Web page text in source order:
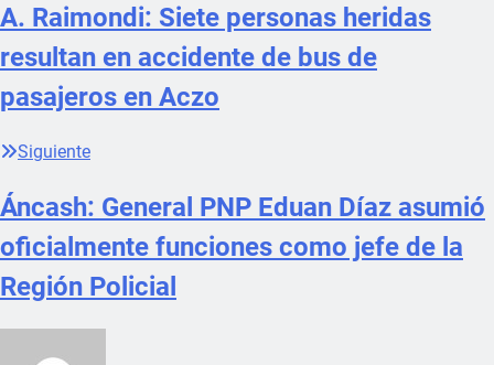
A. Raimondi: Siete personas heridas
resultan en accidente de bus de
pasajeros en Aczo
Siguiente
Áncash: General PNP Eduan Díaz asumió
oficialmente funciones como jefe de la
Región Policial